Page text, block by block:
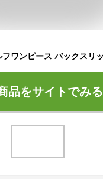
品をサイトでみる